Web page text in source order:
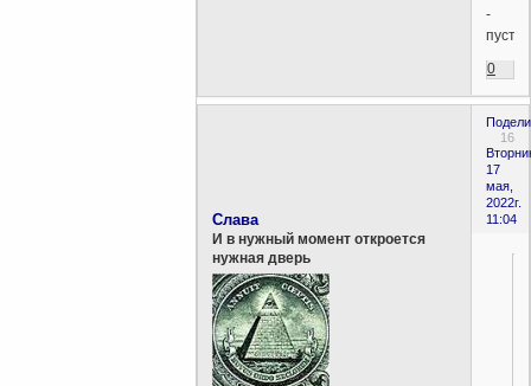
-
пусто.
0
16
17
мая,
2022г.
11:04
Слава
И в нужный момент откроется
нужная дверь